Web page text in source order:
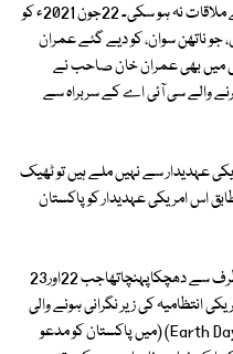
لیکن ان صاحب کی وزیر اعظم عمران خان سے ملاقات نہ ہو سکی۔ 22جون 2021ء کو
جو ناتھن سوان، کو دیے گئے عمران
میں بھی عمران خان صاحب نے
والے سی آئی اے کے سربراہ سے
عہدیدار سے نہیں ملے ہیں تو ٹھیک
اس امریکی عہدیدار کو پاکستان
حکومتِ پاکستان کو اُس وقت بھی امریکا کی طرف سے دھچکاپہنچاتھاجب 22اور23
امریکی انتظامیہ کی زیر نگرانی ہونے والی
عالمی سربراہی کانفرنس Earth Day Global Summit) (میں پاکستان کو مدعو